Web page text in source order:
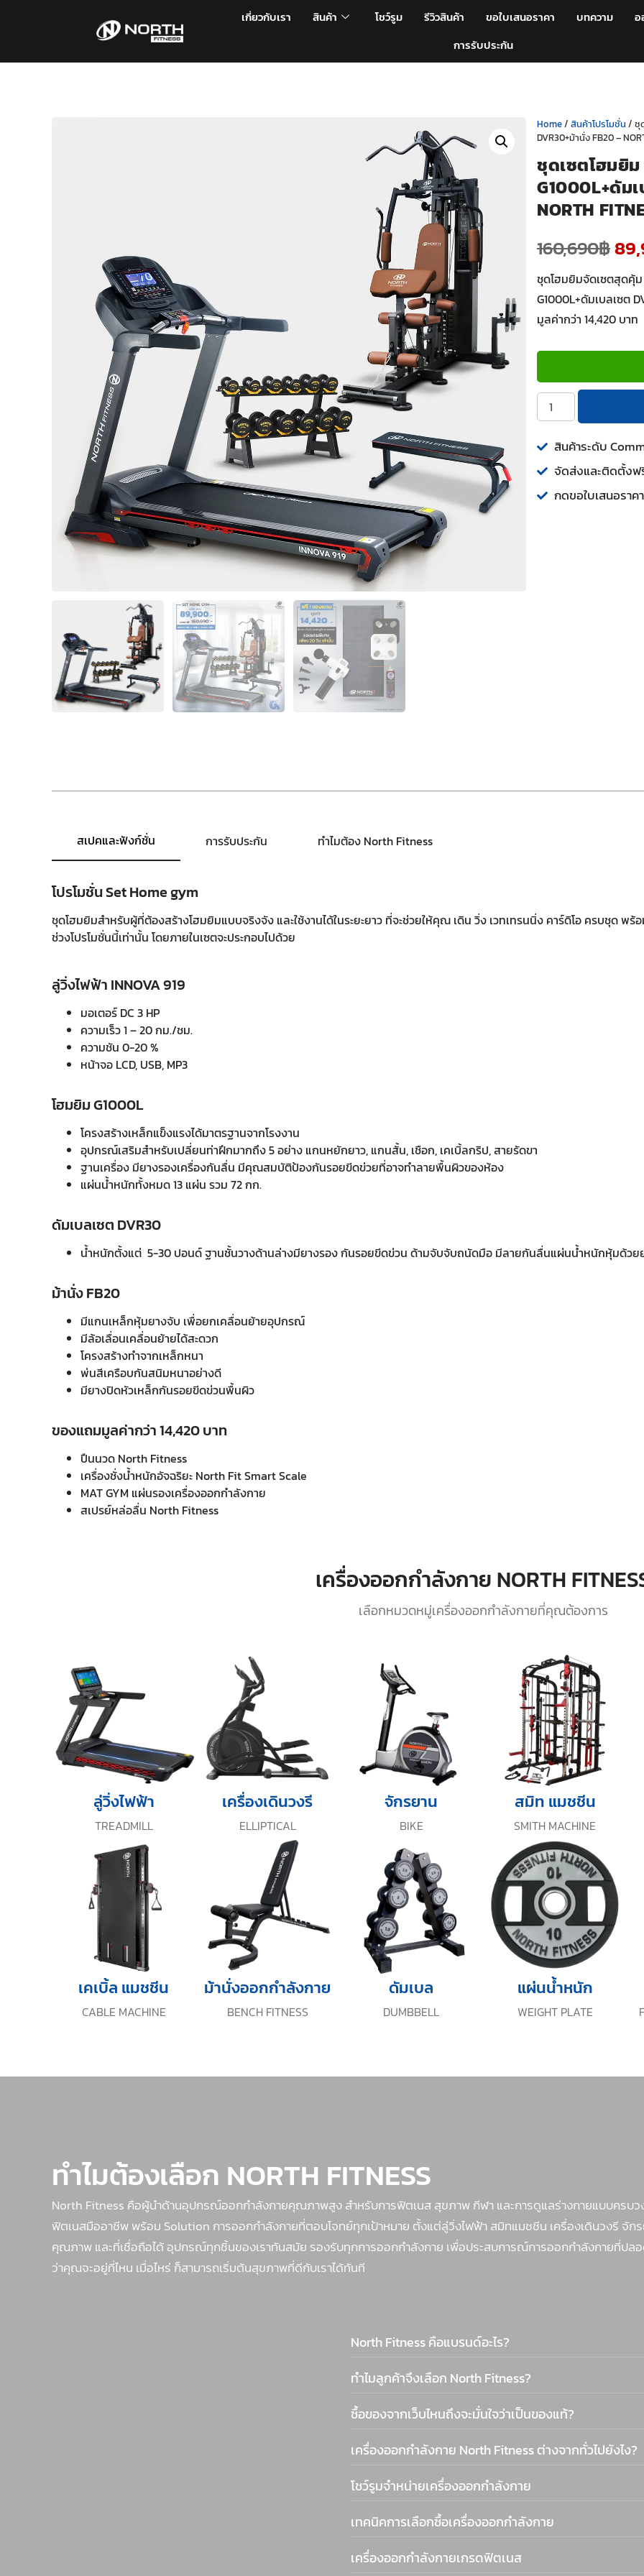
เกี่ยวกับเรา สินค้า โชว์รูม รีวิวสินค้า ขอใบเสนอราคา บทความ
อ
การรับประกัน
Home/ สินค้าโปรโมชั่น / ชุ
DVR30+ม้านั่ง FB20 –
ชุดเซตโฮมยิม
G1000L+ดัม
NORTH
160,690฿
ชุดโฮมยิมจัดเซตสุดคุ้ม
G1000L+ดัมเบลเซต
มูลค่ากว่า 14,420 บาท
สินค้าระดับ
จัดส่งและติดตั้งฟ
กดขอใบเสนอราคา
สเปคและฟังก์ชั่น การรับประกัน ทำไมต้อง North Fitness
โปรโมชั่น Set Home gym
ชุดโฮมยิมสำหรับผู้ที่ต้องสร้างโฮมยิมแบบจริงจัง และใช้งานได้ในระยะยาว ที่จะช่วยให้คุณ เดิน วิ่ง เวทเทรนนิ่ง คาร์ดิโอ ครบชุด พ
ช่วงโปรโมชั่นนี้เท่านั้น โดยภายในเซตจะประกอบไปด้วย
ลู่วิ่งไฟฟ้า INNOVA 919
มอเตอร์ DC 3 HP
ความเร็ว 1 – 20 กม./ชม.
ความชัน 0-20 %
หน้าจอ LCD, USB, MP3
โฮมยิม G1000L
โครงสร้างเหล็กแข็งแรงได้มาตรฐานจากโรงงาน
อุปกรณ์เสริมสำหรับเปลี่ยนท่าฝึกมากถึง 5 อย่าง แกนหยักยาว, แกนสั้น, เชือก, เคเบิ้ลกริป, สายรัดขา
ฐานเครื่อง มียางรองเครื่องกันลื่น มีคุณสมบัติป้องกันรอยขีดข่วยที่อาจทำลายพื้นผิวของห้อง
แผ่นน้ำหนักทั้งหมด 13 แผ่น รวม 72 กก.
ดัมเบลเซต DVR30
น้ำหนักตั้งแต่ 5-30 ปอนด์ ฐานชั้นวางด้านล่างมียางรอง กันรอยขีดข่วน ด้ามจับจับถนัดมือ มีลายกันลื่นแผ่นน้ำหนักหุ้มด้วย
ม้านั่ง FB20
มีแกนเหล็กหุ้มยางจับ เพื่อยกเคลื่อนย้ายอุปกรณ์
มีล้อเลื่อนเคลื่อนย้ายได้สะดวก
โครงสร้างทำจากเหล็กหนา
พ่นสีเครือบกันสนิมหนาอย่างดี
มียางปิดหัวเหล็กกันรอยขีดข่วนพื้นผิว
ของแถมมูลค่ากว่า 14,420 บาท
ปืนนวด North Fitness
เครื่องชั่งน้ำหนักอัจฉริยะ North Fit Smart Scale
MAT GYM แผ่นรองเครื่องออกกำลังกาย
สเปรย์หล่อลื่น North Fitness
เลือกหมวดหมู่เครื่องออกกำลังกายที่คุณต้องการ
เครื่องออกกำลังกาย NORTH
TREADMILL
ลู่วิ่งไฟฟ้า
ELLIPTICAL
เครื่องเดินวงรี
BIKE
จักรยาน
SMITH MACHINE
สมิท แมชชีน
CABLE MACHINE
เคเบิ้ล แมชชีน
BENCH FITNESS
ม้านั่งออกกำลังกาย
DUMBBELL
ดัมเบล
WEIGHT PLATE
แผ่นน้ำหนัก
ทำไมต้องเลือก NORTH FITNESS
North Fitness คือผู้นำด้านอุปกรณ์ออกกำลังกายคุณภาพสูง สำหรับการฟิตเนส สุขภาพ กีฬา และการดูแลร่างกายแบบครบว
ฟิตเนสมืออาชีพ พร้อม Solution การออกกำลังกายที่ตอบโจทย์ทุกเป้าหมาย ตั้งแต่ลู่วิ่งไฟฟ้า สมิทแมชชีน เครื่องเดินวงรี จัก
คุณภาพ และที่เชื่อถือได้ อุปกรณ์ทุกชิ้นของเราทันสมัย รองรับทุกการออกกำลังกาย เพื่อประสบการณ์การออกกำลังกายที่ปลอ
ว่าคุณจะอยู่ที่ไหน เมื่อไหร่ ก็สามารถเริ่มต้นสุขภาพที่ดีกับเราได้ทันที
North Fitness คือแบรนด์อะไร?
ทำไมลูกค้าจึงเลือก North Fitness?
ซื้อของจากเว็บไหนถึงจะมั่นใจว่าเป็นของแท้?
เครื่องออกกำลังกาย North Fitness ต่างจากทั่วไปยังไง?
โชว์รูมจำหน่ายเครื่องออกกำลังกาย
เทคนิคการเลือกซื้อเครื่องออกกำลังกาย
เครื่องออกกำลังกายเกรดฟิตเนส